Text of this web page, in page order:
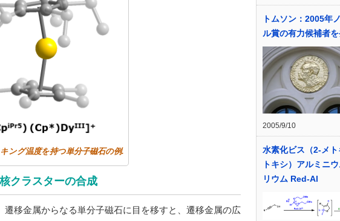
ング温度を持つ単分子磁石の例.
クラスターの合成
移金属からなる単分子磁石に目を移すと、遷移金属の広
トムソン：2005年
ル賞の有力候補者
2005/9/10
水素化ビス（2-メ
トキシ）アルミニ
リウム Red-Al